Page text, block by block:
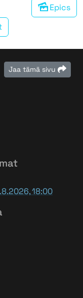
Epics
Jaa tämä sivu
18:00